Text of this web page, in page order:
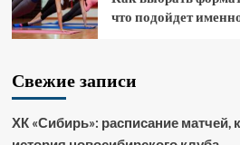
что подойдет
Свежие записи
ХК «Сибирь»: расписание матчей,